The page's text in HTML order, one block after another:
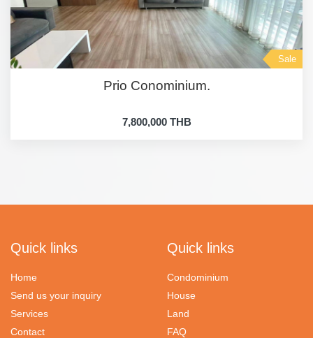
Sale
Prio Conominium.
7,800,000 THB
Quick links
Home
Send us your inquiry
Services
Contact
Quick links
Condominium
House
Land
FAQ